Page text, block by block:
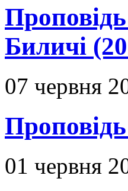
Биличі
07 червня
01 червня